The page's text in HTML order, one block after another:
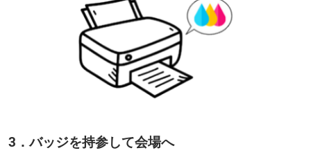
3．バッジを持参して会場へ